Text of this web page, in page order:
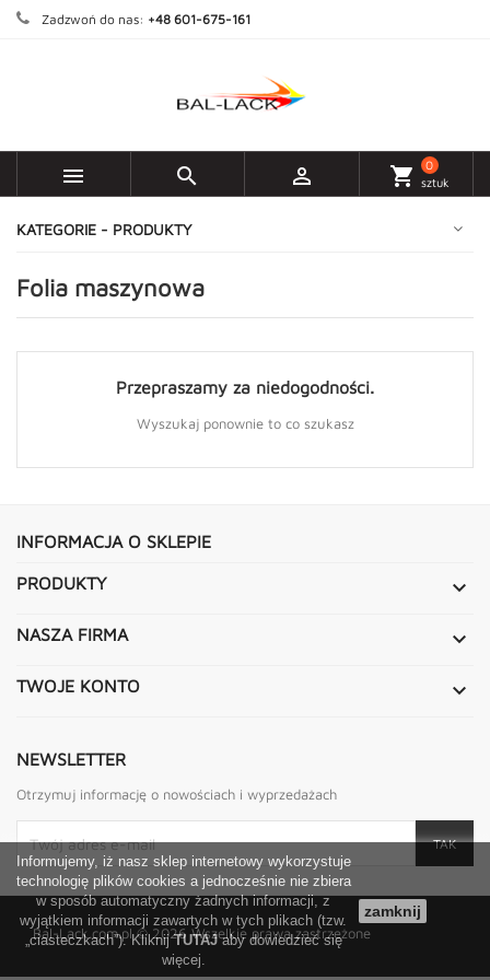
Zadzwoń do nas: +48 601-675-161
   shopping_cart
0
sztuk
KATEGORIE - PRODUKTY
Folia maszynowa
Przepraszamy za niedogodności.
Wyszukaj ponownie to co szukasz
INFORMACJA O SKLEPIE
PRODUKTY 
NASZA FIRMA 
TWOJE KONTO 
NEWSLETTER
Otrzymuj informację o nowościach i wyprzedażach
Informujemy, iż nasz sklep internetowy wykorzystuje
technologię plików cookies a jednocześnie nie zbiera
w sposób automatyczny żadnych informacji, z
wyjątkiem informacji zawartych w tych plikach (tzw.
„ciasteczkach”). KliknijTUTAJaby dowiedzieć się
więcej.
zamknij
Bal-Lack.com.pl© 2026 Wszelkie prawa zastrzeżone